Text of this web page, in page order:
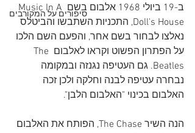
סיפורים על המקורבים
ב-19 ביולי 1968 אלבום בשם Music In A
Doll's House, התכניות השתבשו והביטלס
נאלצו לבחור בשם אחר, והפעם השם הלכו
על הפתרון הפשוט וקראו לאלבום The
Beatles. גם העטיפה נגנזה ובמקומה
נבחרה עטיפה לבנה וחלקה ולכן זכה
האלבום בכינוי "האלבום הלבן".
הנה השיר The Chase, הפותח את האלבום